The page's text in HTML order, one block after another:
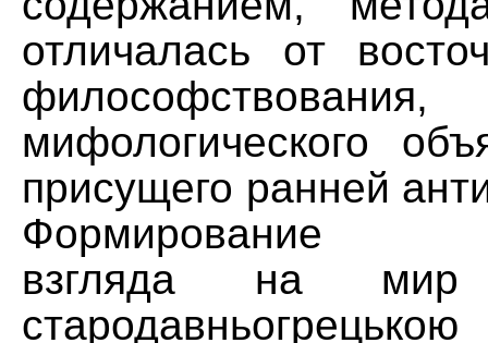
отличалась от
философствования,
мифологического
присущего ранней
Формирование
взгляда на мир